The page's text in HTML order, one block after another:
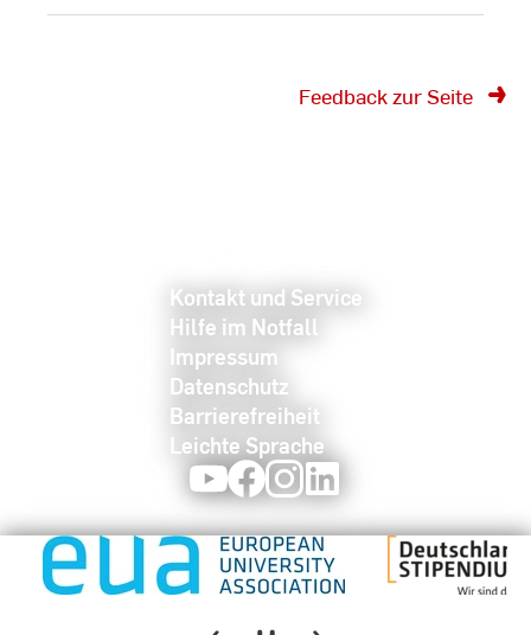
Feedback zur Seite
Kontakt und Service
Hilfe im Notfall
Impressum
Datenschutz
Barrierefreiheit
Leichte Sprache
YoutubeFacebookInstagram